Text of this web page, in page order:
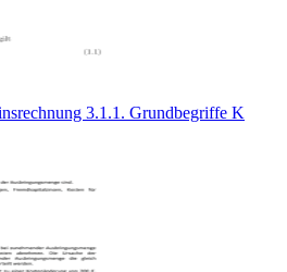
3.1.1. Grundbegriffe K